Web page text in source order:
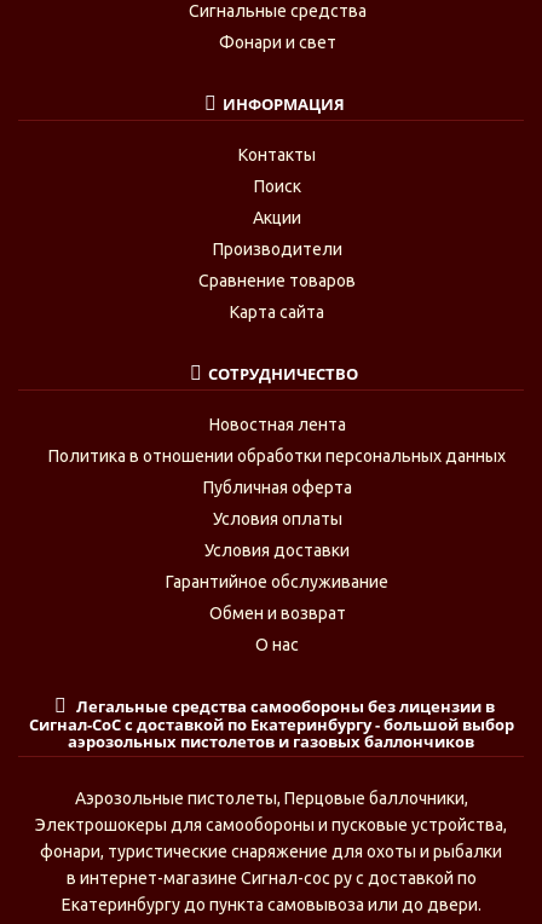
Сигнальные средства
Фонари и свет
ИНФОРМАЦИЯ
Контакты
Поиск
Акции
Производители
Сравнение товаров
Карта сайта
СОТРУДНИЧЕСТВО
Новостная лента
Политика в отношении обработки персональных данных
Публичная оферта
Условия оплаты
Условия доставки
Гарантийное обслуживание
Обмен и возврат
О нас
Легальные средства самообороны без лицензии в
Сигнал-СоС с доставкой по Екатеринбургу - большой выбор
аэрозольных пистолетов и газовых баллончиков
Аэрозольные пистолеты, Перцовые баллочники,
Электрошокеры для самообороны и пусковые устройства,
фонари, туристические снаряжение для охоты и рыбалки
в интернет-магазине Сигнал-сос ру с доставкой по
Екатеринбургу до пункта самовывоза или до двери.